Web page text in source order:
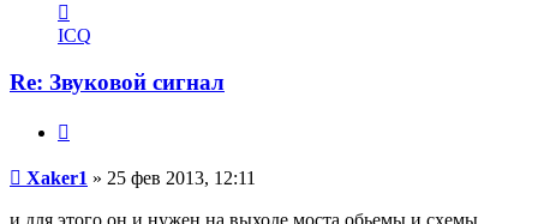
информация
пользователя
ICQ
Re: Звуковой сигнал
Сообщение
Xaker1 » 25 фев 2013, 12:11
и для этого он и нужен на выходе моста.обьемы и схемы